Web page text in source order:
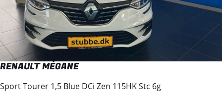
RENAULT MÉGANE
Sport Tourer 1,5 Blue DCi Zen 115HK Stc 6g